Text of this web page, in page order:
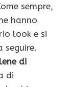
sempre,
hanno
look e si
di
di